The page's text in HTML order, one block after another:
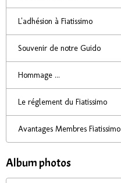
L'adhésion à Fiatissimo
Souvenir de notre Guido
Hommage ...
Le réglement du Fiatissimo
Avantages Membres Fiatissimo
Album photos